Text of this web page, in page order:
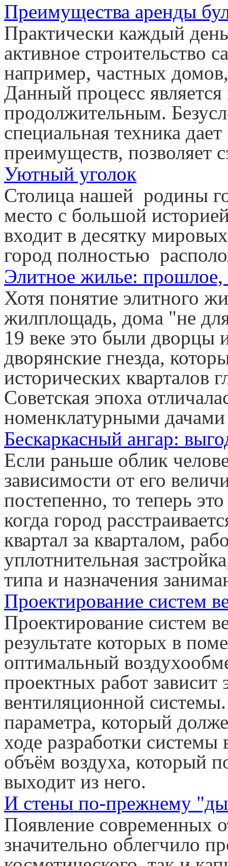
Преимущества аренды
Практически каждый
активное строительство
например, частных
Данный процесс
продолжительным.
специальная техника
преимуществ, позволяет
Уютный уголок
Столица нашей родины
место с большой
входит в десятку
город полностью
Элитное жилье: прошлое,
Хотя понятие элитного
жилплощадь, дома "не
19 веке это были дворцы
дворянские гнезда,
исторических кварталов
Советская эпоха
номенклатурными
Бескаркасный ангар:
Если раньше облик
зависимости от его
постепенно, то теперь
когда город
квартал за кварталом,
уплотнительная
типа и назначения
Проектирование систем
Проектирование систем
результате которых в
оптимальный
проектных работ
вентиляционной
параметра, который
ходе разработки
объём воздуха, который
выходит из него.
И стены по-прежнему
Появление современных
значительно облегчило